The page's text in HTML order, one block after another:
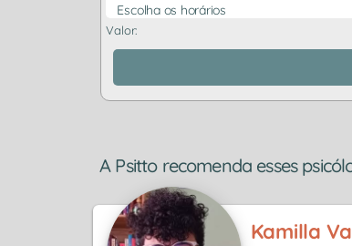
Escolha os horários
Valor:
A Psitto recomenda esses
Kamilla